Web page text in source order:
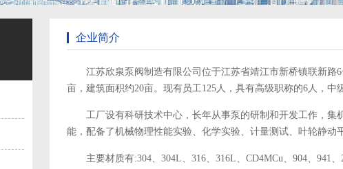
企业简介
江苏欣泉泵阀制造有限公司位于江苏省靖江市新桥镇联新
亩，建筑面积约20亩。现有员工125人，具有高级职称的6人，中
工厂设有科研技术中心，长年从事泵的研制和开发工作，
能，配备了机械物理性能实验、化学实验、计量测试、叶轮静动
主要材质有:304、304L、316、316L、CD4MCu、904、941